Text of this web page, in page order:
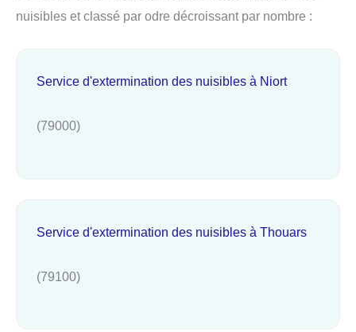
nuisibles et classé par odre décroissant par nombre :
Service d'extermination des nuisibles à Niort
(79000)
Service d'extermination des nuisibles à Thouars
(79100)